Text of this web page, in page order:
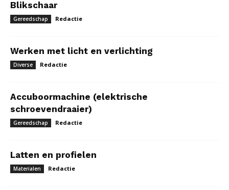
Blikschaar
Gereedschap Redactie
Werken met licht en verlichting
Diverse Redactie
Accuboormachine (elektrische
schroevendraaier)
Gereedschap Redactie
Latten en profielen
Materialen Redactie